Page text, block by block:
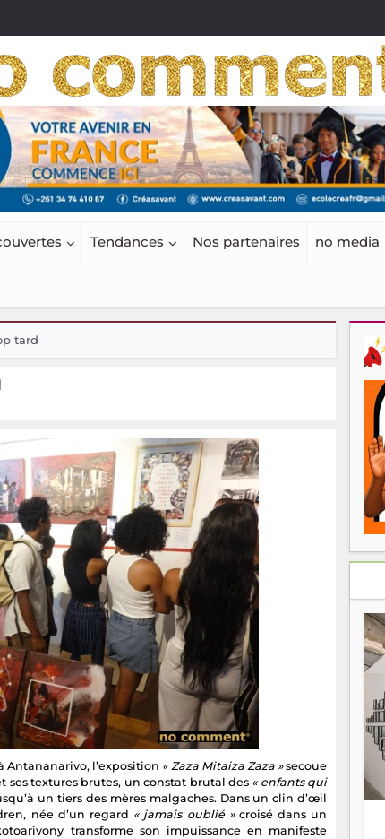
Tendances Nos partenaires no media
tard
Antananarivo, l’exposition « Zaza Mitaiza Zaza »secoue
ses textures brutes, un constat brutal des « enfants qui
un tiers des mères malgaches. Dans un clin d’œil
née d’un regard « jamais oublié »croisé dans un
transforme son impuissance en manifeste